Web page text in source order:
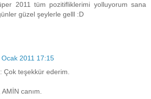
2011 tüm pozitifliklerimi yolluyorum sana
güzel şeylerle gelll :D
Ocak 2011 17:15
Çok teşekkür ederim.
canım.